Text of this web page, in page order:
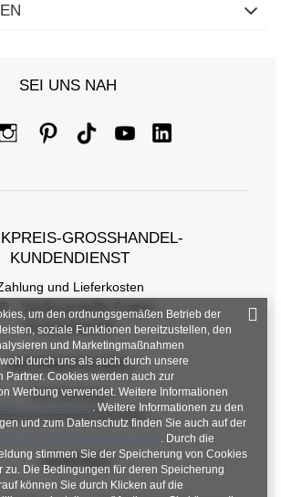
SEI UNS NAH
GROSSHANDEL-K
UNDENDIENST
und Lieferkosten
- Häufig gestellte Fragen
Rückgabepolitik
INFORMATIONEN
Verordnungen
KONTAKT
um den ordnungsgemäßen Betrieb der
soziale Funktionen bereitzustellen, den
und Marketingmaßnahmen
durch uns als auch durch unsere
Partner. Cookies werden auch zur
Werbung verwendet. Weitere Informationen
. Weitere Informationen zu den
und zum Datenschutz finden Sie auch auf der
. Durch die
stimmen Sie der Speicherung von Cookies
zu. Die Bedingungen für deren Speicherung
können Sie durch Klicken auf die